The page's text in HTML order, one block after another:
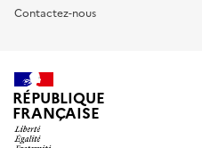
Contactez-nous
RÉPUBLIQUE
FRANÇAISE